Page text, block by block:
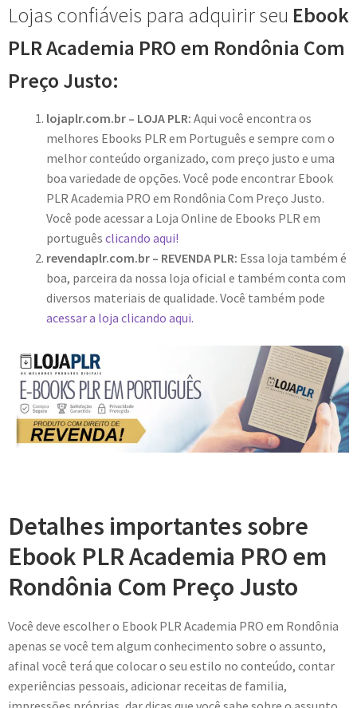
Lojas confiáveis para adquirir seu Ebook
PLR Academia PRO em Rondônia Com
Preço Justo:
lojaplr.com.br – LOJA PLR: Aqui você encontra os
melhores Ebooks PLR em Português e sempre com o
melhor conteúdo organizado, com preço justo e uma
boa variedade de opções. Você pode encontrar Ebook
PLR Academia PRO em Rondônia Com Preço Justo.
Você pode acessar a Loja Online de Ebooks PLR em
português clicando aqui!
revendaplr.com.br – REVENDA PLR: Essa loja também é
boa, parceira da nossa loja oficial e também conta com
diversos materiais de qualidade. Você também pode
acessar a loja clicando aqui.
Detalhes importantes sobre
Ebook PLR Academia PRO em
Rondônia Com Preço Justo
Você deve escolher o Ebook PLR Academia PRO em Rondônia
apenas se você tem algum conhecimento sobre o assunto,
afinal você terá que colocar o seu estilo no conteúdo, contar
experiências pessoais, adicionar receitas de familia,